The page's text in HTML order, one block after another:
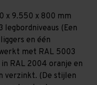
x 9.550 x 800 mm
(Een
en één
met RAL 5003
RAL 2004 oranje en
verzinkt. (De stijlen